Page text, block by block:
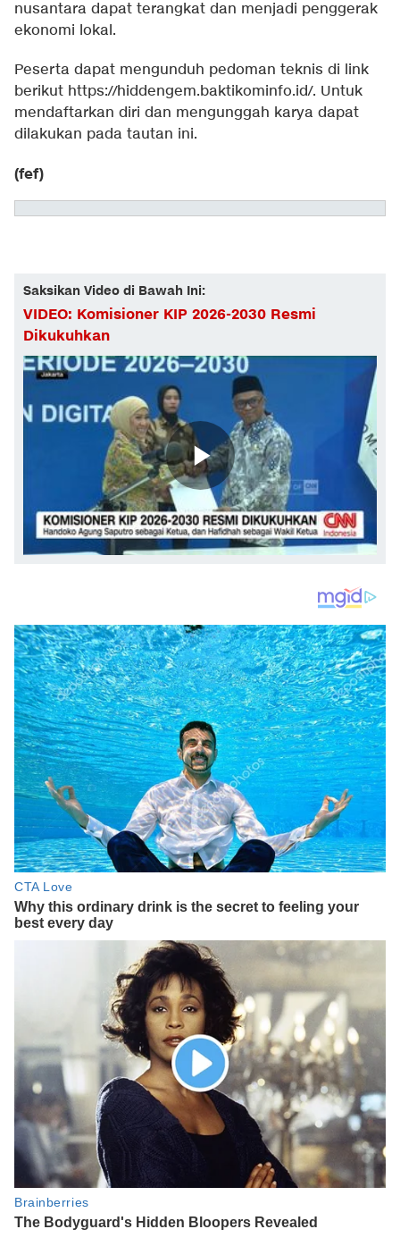
nusantara dapat terangkat dan menjadi penggerak
ekonomi lokal.
Peserta dapat mengunduh pedoman teknis di link
berikut https://hiddengem.baktikominfo.id/. Untuk
mendaftarkan diri dan mengunggah karya dapat
dilakukan pada tautan ini.
(fef)
Saksikan Video di Bawah Ini:
VIDEO: Komisioner KIP 2026-2030 Resmi
Dikukuhkan